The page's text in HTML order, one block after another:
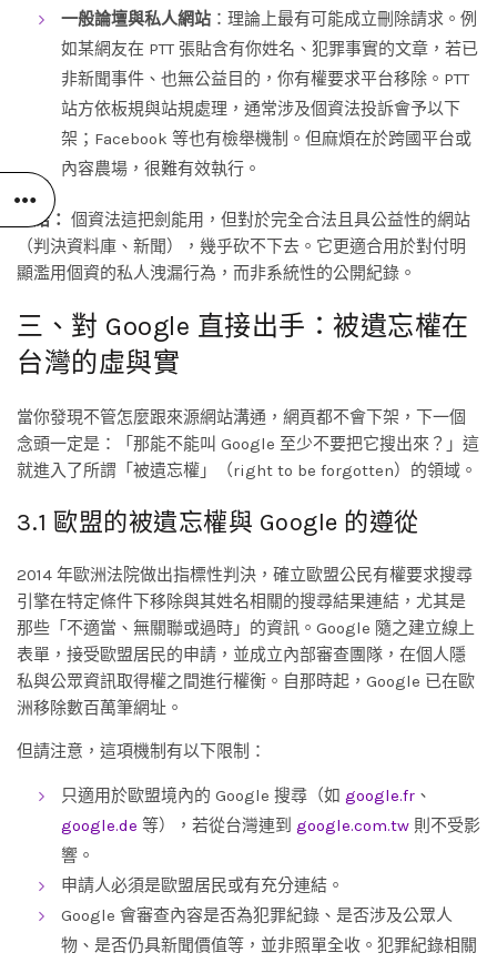
一般論壇與私人網站 ：理論上最有可能成立刪除請求。例
如某網友在 PTT 張貼含有你姓名、犯罪事實的文章，若已
非新聞事件、也無公益目的，你有權要求平台移除。PTT
站方依板規與站規處理，通常涉及個資法投訴會予以下
架；Facebook 等也有檢舉機制。但麻煩在於跨國平台或
內容農場，很難有效執行。
小結： 個資法這把劍能用，但對於完全合法且具公益性的網站
（判決資料庫、新聞），幾乎砍不下去。它更適合用於對付明
顯濫用個資的私人洩漏行為，而非系統性的公開紀錄。
三、對 Google 直接出手：被遺忘權在
台灣的虛與實
當你發現不管怎麼跟來源網站溝通，網頁都不會下架，下一個
念頭一定是：「那能不能叫 Google 至少不要把它搜出來？」這
就進入了所謂「被遺忘權」（right to be forgotten）的領域。
3.1 歐盟的被遺忘權與 Google 的遵從
2014 年歐洲法院做出指標性判決，確立歐盟公民有權要求搜尋
引擎在特定條件下移除與其姓名相關的搜尋結果連結，尤其是
那些「不適當、無關聯或過時」的資訊。Google 隨之建立線上
表單，接受歐盟居民的申請，並成立內部審查團隊，在個人隱
私與公眾資訊取得權之間進行權衡。自那時起，Google 已在歐
洲移除數百萬筆網址。
但請注意，這項機制有以下限制：
只適用於歐盟境內的 Google 搜尋（如 google.fr 、
google.de 等），若從台灣連到 google.com.tw 則不受影
響。
申請人必須是歐盟居民或有充分連結。
Google 會審查內容是否為犯罪紀錄、是否涉及公眾人
物、是否仍具新聞價值等，並非照單全收。犯罪紀錄相關